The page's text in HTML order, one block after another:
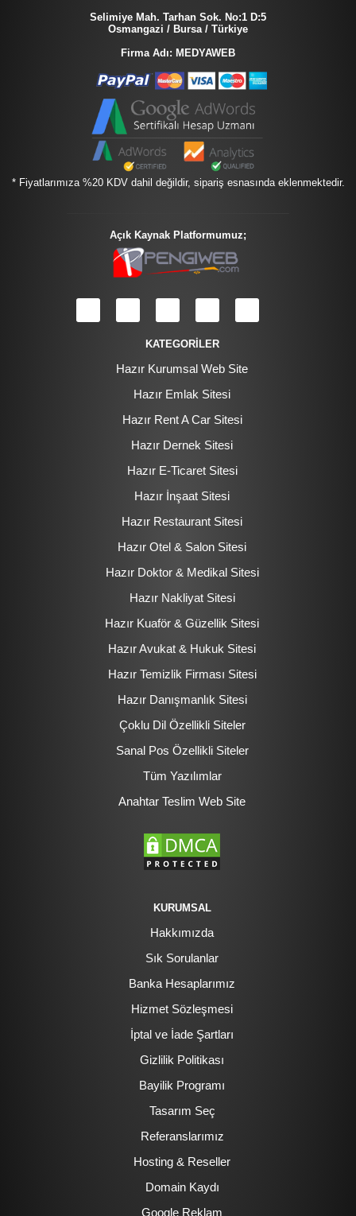
Selimiye Mah. Tarhan Sok. No:1 D:5
Osmangazi / Bursa / Türkiye
Firma Adı: MEDYAWEB
* Fiyatlarımıza %20 KDV dahil değildir, sipariş esnasında eklenmektedir.
Açık Kaynak Platformumuz;
KATEGORİLER
Hazır Kurumsal Web Site
Hazır Emlak Sitesi
Hazır Rent A Car Sitesi
Hazır Dernek Sitesi
Hazır E-Ticaret Sitesi
Hazır İnşaat Sitesi
Hazır Restaurant Sitesi
Hazır Otel & Salon Sitesi
Hazır Doktor & Medikal Sitesi
Hazır Nakliyat Sitesi
Hazır Kuaför & Güzellik Sitesi
Hazır Avukat & Hukuk Sitesi
Hazır Temizlik Firması Sitesi
Hazır Danışmanlık Sitesi
Çoklu Dil Özellikli Siteler
Sanal Pos Özellikli Siteler
Tüm Yazılımlar
Anahtar Teslim Web Site
KURUMSAL
Hakkımızda
Sık Sorulanlar
Banka Hesaplarımız
Hizmet Sözleşmesi
İptal ve İade Şartları
Gizlilik Politikası
Bayilik Programı
Tasarım Seç
Referanslarımız
Hosting & Reseller
Domain Kaydı
Google Reklam